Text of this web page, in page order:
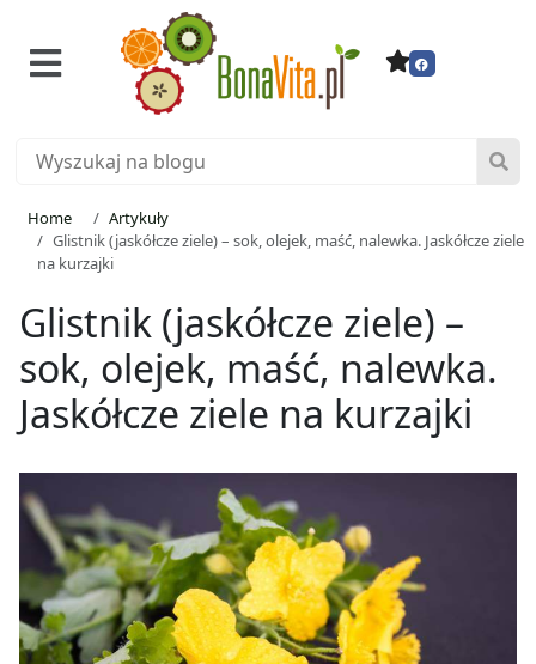
Home
Artykuły
Glistnik (jaskółcze ziele) – sok, olejek, maść, nalewka. Jaskółcze ziele
na kurzajki
Glistnik (jaskółcze ziele) –
sok, olejek, maść, nalewka.
Jaskółcze ziele na kurzajki